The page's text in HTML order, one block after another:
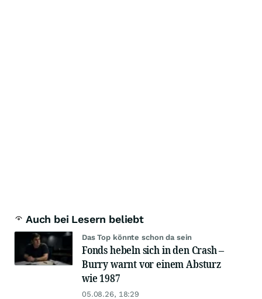
Auch bei Lesern beliebt
Das Top könnte schon da sein
Fonds hebeln sich in den Crash –
Burry warnt vor einem Absturz
wie 1987
05.08.26, 18:29